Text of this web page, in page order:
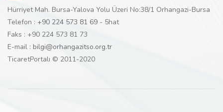
Hürriyet Mah. Bursa-Yalova Yolu Üzeri No:38/1 Orhangazi-Bursa
Telefon : +90 224 573 81 69 - 5hat
Faks : +90 224 573 81 73
E-mail : bilgi@orhangazitso.org.tr
TicaretPortalı © 2011-2020